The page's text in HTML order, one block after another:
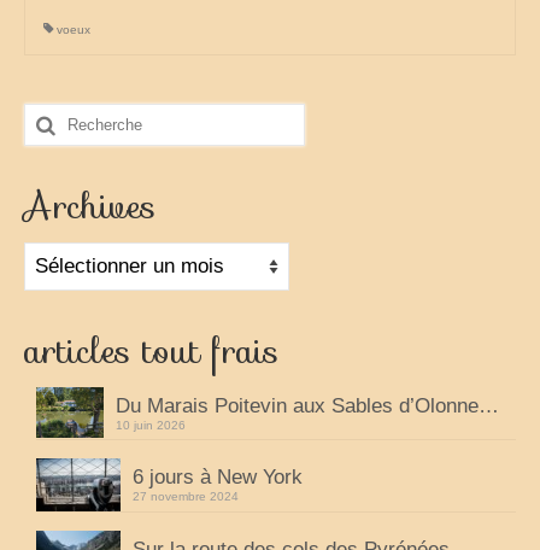
annuaire du camping-car
élevage de cavalier king charles
moteur de recherche récits de voyage
voeux
Rechercher
Archives
Archives
articles tout frais
Du Marais Poitevin aux Sables d’Olonne…
10 juin 2026
6 jours à New York
27 novembre 2024